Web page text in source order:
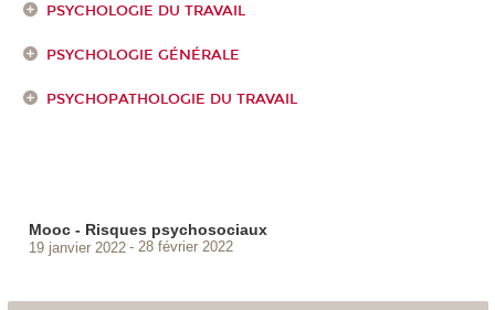
PSYCHOLOGIE DU TRAVAIL
PSYCHOLOGIE GÉNÉRALE
PSYCHOPATHOLOGIE DU TRAVAIL
Mooc - Risques psychosociaux
19 janvier 2022 28 février 2022